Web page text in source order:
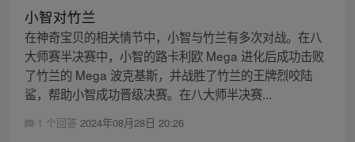
小智对竹兰
在神奇宝贝的相关情节中，小智与竹兰有多次对战。在八
大师赛半决赛中，小智的路卡利欧 Mega 进化后成功击败
了竹兰的 Mega 波克基斯，并战胜了竹兰的王牌烈咬陆
鲨，帮助小智成功晋级决赛。在八大师半决赛...
1 个回答 2024年08月28日 20:26